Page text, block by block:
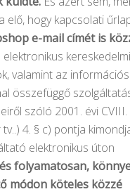
elő, hogy kapcsolati
e-mail címét is
elektronikus kereskedelmi
valamint az információs
összefüggő
szóló 2001. évi CVIII.
4. § c) pontja
elektronikus úton
folyamatosan,
módon köteles közzé